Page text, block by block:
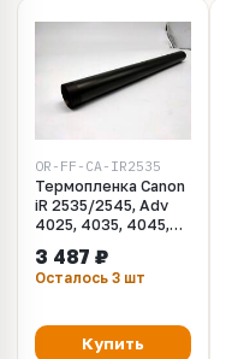
OR-FF-CA-IR2535
Термопленка Canon
iR 2535/2545, Adv
4025, 4035, 4045,
4245, 4251, 4551
металлизированная
3 487 ₽
Осталось 3 шт
Купить